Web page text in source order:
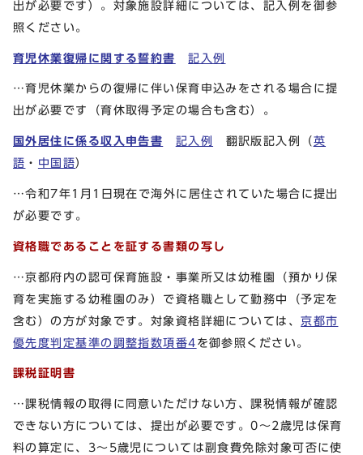
出が必要です）。対象施設詳細については、記入例を御参
照ください。
育児休業復帰に関する誓約書 記入例
…育児休業からの復帰に伴い保育申込みをされる場合に提
出が必要です（育休取得予定の場合も含む）。
国外居住に係る収入申告書 記入例 翻訳版記入例（ 英
語 ・ 中国語）
…令和7年1月1日現在で海外に居住されていた場合に提出
が必要です。
資格職であることを証する書類の写し
…京都府内の認可保育施設・事業所又は幼稚園（預かり保
育を実施する幼稚園のみ）で資格職として勤務中（予定を
含む）の方が対象です。対象資格詳細については、京都市
優先度判定基準の調整指数項番4 を御参照ください。
課税証明書
…課税情報の取得に同意いただけない方、課税情報が確認
できない方については、提出が必要です。0～2歳児は保育
料の算定に、3～5歳児については副食費免除対象可否に使